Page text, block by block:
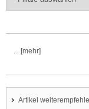
... [mehr]
Artikel